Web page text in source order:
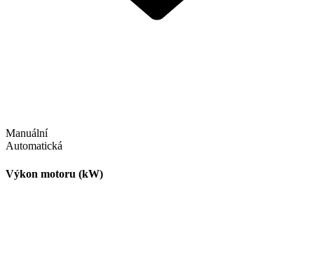
Manuální
Automatická
Výkon motoru (kW)